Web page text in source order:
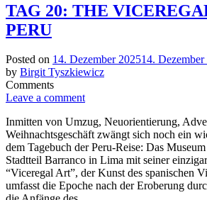
TAG 20: THE
PERU
Posted on 14. Dezember 202514. Dezember
by Birgit Tyszkiewicz
Comments
Leave a comment
Inmitten von Umzug, Neuorientierung,
Weihnachtsgeschäft zwängt sich noch ein
dem Tagebuch der Peru-Reise: Das
Stadtteil Barranco in Lima mit seiner
“Viceregal Art”, der Kunst des spanischen
umfasst die Epoche nach der Eroberung